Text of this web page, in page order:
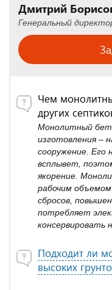
Дмитрий
Генеральный
Чем
других
Монолитный
изготовления –
сооружение. Его
всплывет,
якорение.
рабочим
сбросов,
потребляет
консервировать
Подходит ли
высоких